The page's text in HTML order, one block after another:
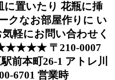
置いたり 花瓶に挿
クなお部屋作りに い
軽にお問い合わせく
〒210-0007
前本町26-1 アトレ川
6701 営業時